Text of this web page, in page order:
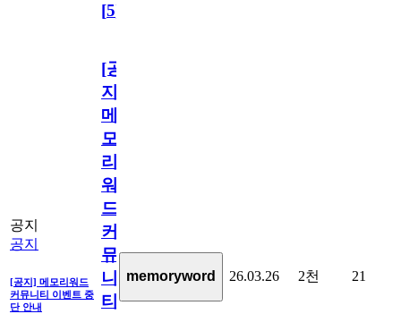
[5]
공지
공지
[공지] 메모리워드
커뮤니티 이벤트 중
단 안내
[공
지]
메
모
리
워
드
커
뮤
니
티
memoryword 26.03.26 2천 21